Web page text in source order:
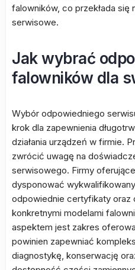
falowników, co przekłada się
serwisowe.
Jak wybrać
falowników dla
Wybór odpowiedniego
krok dla zapewnienia
działania urządzeń w firmie.
zwrócić uwagę na
serwisowego. Firmy
dysponować
odpowiednie certyfikaty oraz
konkretnymi modelami
aspektem jest zakres
powinien zapewniać
diagnostykę, konserwację